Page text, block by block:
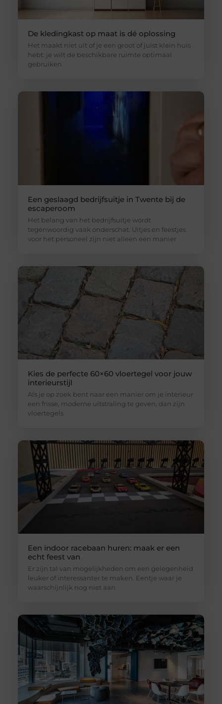
De kledingkast op maat is dé oplossing
Het maakt niet uit of je een groot of juist klein huis
hebt: je wilt de beschikbare ruimte optimaal
gebruiken
Een geslaagd bedrijfsuitje in Twente bij de
escaperoom
Het belang van het bedrijfsuitje wordt
tegenwoordig vaak onderschat. Uitjes en feestjes
voor het personeel zijn niet alleen een manier
Kies de perfecte 60×60 vloertegel voor jouw
interieurstijl
Als je op zoek bent naar een manier om je interieur
een frisse, moderne uitstraling te geven, dan zijn
vloertegels
Een indoor racebaan huren: maak er een
echt feest van
Er zijn tal van mogelijkheden om een gelegenheid
leuker of interessanter te maken. Eentje waar je
waarschijnlijk nog niet aan